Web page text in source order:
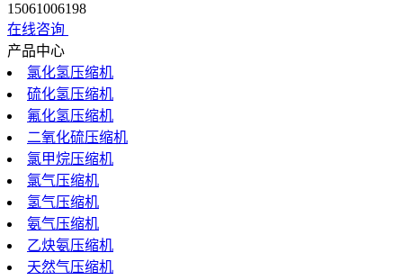
15061006198
在线咨询
产品中心
氯化氢压缩机
硫化氢压缩机
氟化氢压缩机
二氧化硫压缩机
氯甲烷压缩机
氯气压缩机
氢气压缩机
氨气压缩机
乙炔氨压缩机
天然气压缩机